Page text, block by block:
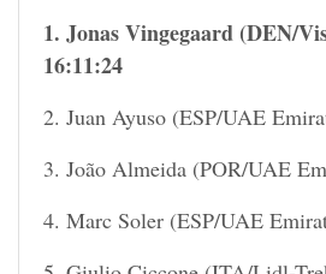
1. Jonas Vingegaard (DEN/
16:11:24
2. Juan Ayuso (ESP/UAE
3. João Almeida (POR/UAE
4. Marc Soler (ESP/UAE